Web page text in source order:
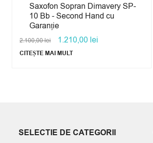
Saxofon Sopran Dimavery SP-
10 Bb - Second Hand cu
Garanție
2.100,00lei 1.210,00 lei
CITEȘTE MAI MULT
SELECTIE DE CATEGORII